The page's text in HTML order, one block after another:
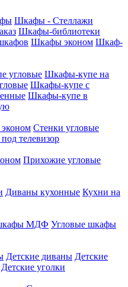
Шкафы - Стеллажи
Шкафы-библиотеки
Шкафы эконом Шкаф-
угловые Шкафы-купе на
Шкафы-купе с
Шкафы-купе в
Стенки угловые
телевизор
Прихожие угловые
Диваны кухонные Кухни на
МДФ Угловые шкафы
Детские диваны Детские
Детские уголки